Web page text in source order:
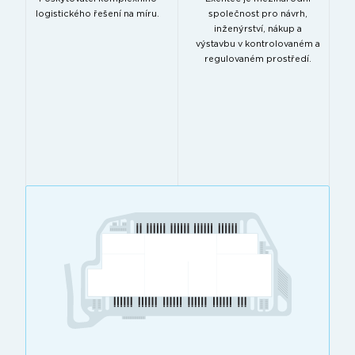
logistického řešení na míru.
společnost pro návrh,
inženýrství, nákup a
výstavbu v kontrolovaném a
regulovaném prostředí.